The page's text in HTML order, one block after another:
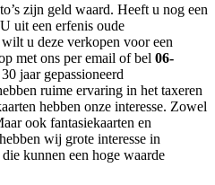
zijn geld waard. Heeft u nog een
uit een erfenis oude
u deze verkopen voor een
met ons per email of bel 06-
jaar gepassioneerd
ruime ervaring in het taxeren
hebben onze interesse. Zowel
ook fantasiekaarten en
wij grote interesse in
kunnen een hoge waarde